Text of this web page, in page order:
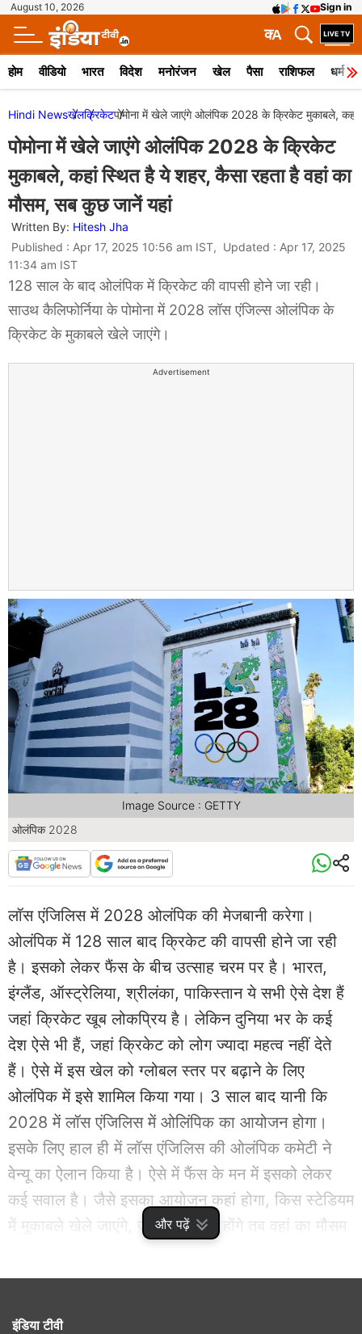
August 10, 2026 Sign in
A
क
होम वीडियो भारत विदेश मनोरंजन खेल पैसा राशिफल धर्म
और पढ़ें
Hindi Newsखेलक्रिकेटपोमोना में खेले जाएंगे ओलंपिक 2028 के क्रिकेट मुकाबले, कहां
पोमोना में खेले जाएंगे ओलंपिक 2028 के क्रिकेट
मुकाबले, कहां स्थित है ये शहर, कैसा रहता है वहां का
मौसम, सब कुछ जानें यहां
Written By: Hitesh Jha
Published : Apr 17, 2025 10:56 am IST, Updated : Apr 17, 2025
11:34 am IST
128 साल के बाद ओलंपिक में क्रिकेट की वापसी होने जा रही।
साउथ कैलिफोर्निया के पोमोना में 2028 लॉस एंजिल्स ओलंपिक के
क्रिकेट के मुकाबले खेले जाएंगे।
Advertisement
ओलंपिक 2028
Image Source : GETTY
लॉस एंजिलिस में 2028 ओलंपिक की मेजबानी करेगा।
ओलंपिक में 128 साल बाद क्रिकेट की वापसी होने जा रही
है। इसको लेकर फैंस के बीच उत्साह चरम पर है। भारत,
इंग्लैंड, ऑस्ट्रेलिया, श्रीलंका, पाकिस्तान ये सभी ऐसे देश हैं
जहां क्रिकेट खूब लोकप्रिय है। लेकिन दुनिया भर के कई
देश ऐसे भी हैं, जहां क्रिकेट को लोग ज्यादा महत्व नहीं देते
हैं। ऐसे में इस खेल को ग्लोबल स्तर पर बढ़ाने के लिए
ओलंपिक में इसे शामिल किया गया। 3 साल बाद यानी कि
2028 में लॉस एंजिलिस में ओलिंपिक का आयोजन होगा।
इसके लिए हाल ही में लॉस एंजिलिस की ओलंपिक कमेटी ने
वेन्यू का ऐलान किया है। ऐसे में फैंस के मन में इसको लेकर
कई सवाल है। जैसे इसका आयोजन कहां होगा, किस स्टेडियम
में मुकाबले खेले जाएंगे, जब ये मुकाबले होंगे तब वहां का मौसम
एक करके देंगे।
इंडिया टीवी